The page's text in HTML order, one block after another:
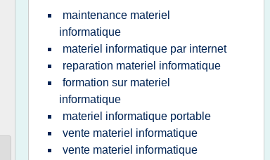
maintenance materiel
informatique
materiel informatique par internet
reparation materiel informatique
formation sur materiel
informatique
materiel informatique portable
vente materiel informatique
vente materiel informatique